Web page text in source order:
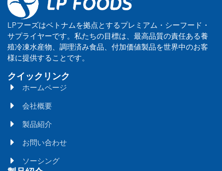
LPフーズはベトナムを拠点とするプレミアム・シーフード・
サプライヤーです。私たちの目標は、最高品質の責任ある養
殖冷凍水産物、調理済み食品、付加価値製品を世界中のお客
様に提供することです。
クイックリンク
ホームページ
会社概要
製品紹介
お問い合わせ
ソーシング